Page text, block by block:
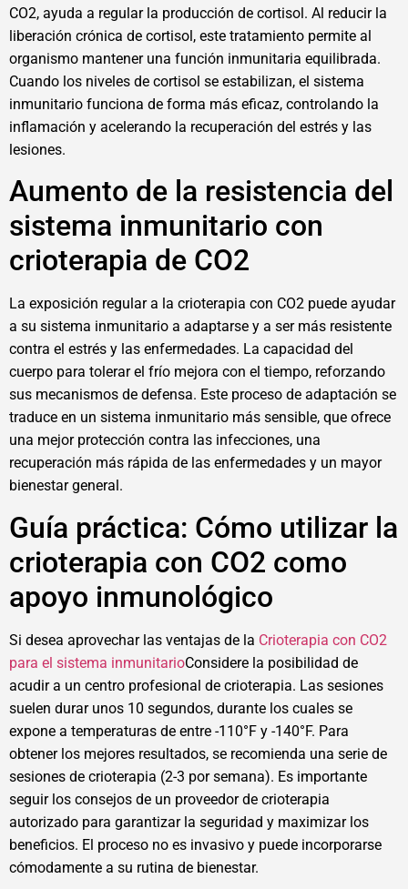
CO2, ayuda a regular la producción de cortisol. Al reducir la
liberación crónica de cortisol, este tratamiento permite al
organismo mantener una función inmunitaria equilibrada.
Cuando los niveles de cortisol se estabilizan, el sistema
inmunitario funciona de forma más eficaz, controlando la
inflamación y acelerando la recuperación del estrés y las
lesiones.
Aumento de la resistencia del
sistema inmunitario con
crioterapia de CO2
La exposición regular a la crioterapia con CO2 puede ayudar
a su sistema inmunitario a adaptarse y a ser más resistente
contra el estrés y las enfermedades. La capacidad del
cuerpo para tolerar el frío mejora con el tiempo, reforzando
sus mecanismos de defensa. Este proceso de adaptación se
traduce en un sistema inmunitario más sensible, que ofrece
una mejor protección contra las infecciones, una
recuperación más rápida de las enfermedades y un mayor
bienestar general.
Guía práctica: Cómo utilizar la
crioterapia con CO2 como
apoyo inmunológico
Si desea aprovechar las ventajas de la Crioterapia con CO2
para el sistema inmunitarioConsidere la posibilidad de
acudir a un centro profesional de crioterapia. Las sesiones
suelen durar unos 10 segundos, durante los cuales se
expone a temperaturas de entre -110°F y -140°F. Para
obtener los mejores resultados, se recomienda una serie de
sesiones de crioterapia (2-3 por semana). Es importante
seguir los consejos de un proveedor de crioterapia
autorizado para garantizar la seguridad y maximizar los
beneficios. El proceso no es invasivo y puede incorporarse
cómodamente a su rutina de bienestar.